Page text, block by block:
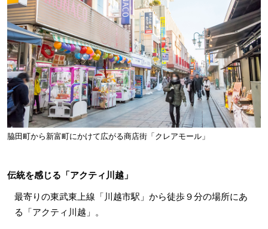
脇田町から新富町にかけて広がる商店街「クレアモール」
伝統を感じる「アクティ川越」
最寄りの東武東上線「川越市駅」から徒歩９分の場所にあ
る「アクティ川越」。